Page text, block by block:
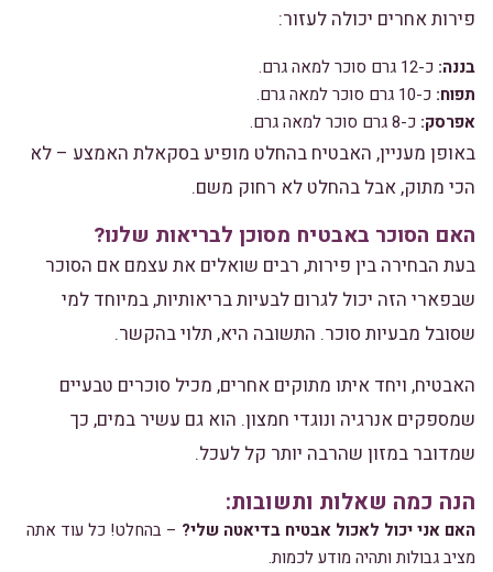
פירות אחרים יכולה לעזור:
בננה: כ-12 גרם סוכר למאה גרם.
תפוח: כ-10 גרם סוכר למאה גרם.
אפרסק: כ-8 גרם סוכר למאה גרם.
באופן מעניין, האבטיח בהחלט מופיע בסקאלת האמצע – לא
הכי מתוק, אבל בהחלט לא רחוק משם.
האם הסוכר באבטיח מסוכן לבריאות שלנו?
בעת הבחירה בין פירות, רבים שואלים את עצמם אם הסוכר
שבפארי הזה יכול לגרום לבעיות בריאותיות, במיוחד למי
שסובל מבעיות סוכר. התשובה היא, תלוי בהקשר.
האבטיח, ויחד איתו מתוקים אחרים, מכיל סוכרים טבעיים
שמספקים אנרגיה ונוגדי חמצון. הוא גם עשיר במים, כך
שמדובר במזון שהרבה יותר קל לעכל.
הנה כמה שאלות ותשובות:
האם אני יכול לאכול אבטיח בדיאטה שלי? – בהחלט! כל עוד אתה
מציב גבולות ותהיה מודע לכמות.